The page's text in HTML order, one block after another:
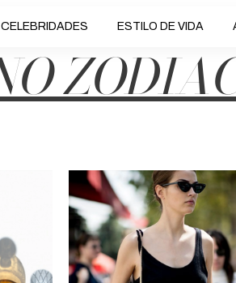
CELEBRIDADES ESTILO DE VIDA